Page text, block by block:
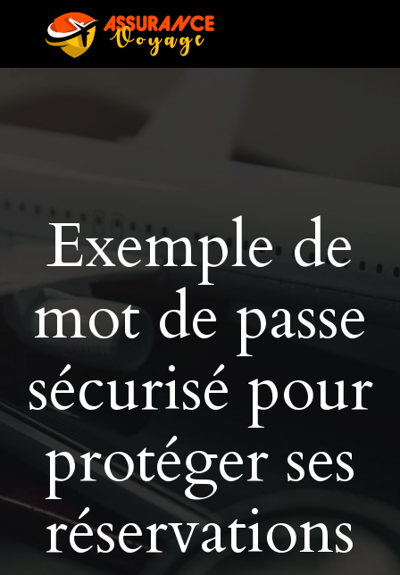
Exemple de
mot de passe
sécurisé pour
protéger ses
réservations